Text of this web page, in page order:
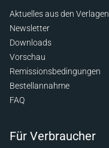
Aktuelles aus den Verlagen
Newsletter
Downloads
Vorschau
Remissionsbedingungen
Bestellannahme
FAQ
Für Verbraucher